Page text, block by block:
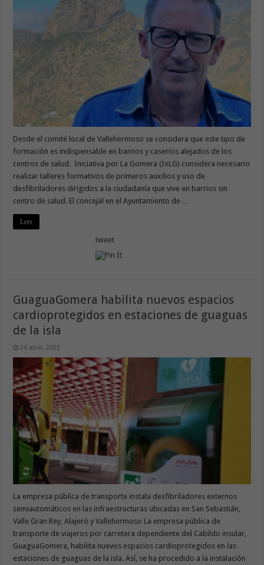
Desde el comité local de Vallehermoso se considera que este tipo de
formación es indispensable en barrios y caseríos alejados de los
centros de salud. Iniciativa por La Gomera (IxLG) considera necesario
realizar talleres formativos de primeros auxilios y uso de
desfibriladores dirigidos a la ciudadanía que vive en barrios sin
centro de salud. El concejal en el Ayuntamiento de …
Leer
tweet
GuaguaGomera habilita nuevos espacios
cardioprotegidos en estaciones de guaguas
de la isla
24 abril, 2023
La empresa pública de transporte instala desfibriladores externos
semiautomáticos en las infraestructuras ubicadas en San Sebastián,
Valle Gran Rey, Alajeró y Vallehermoso La empresa pública de
transporte de viajeros por carretera dependiente del Cabildo insular,
GuaguaGomera, habilita nuevos espacios cardioprotegidos en las
estaciones de guaguas de la isla. Así, se ha procedido a la instalación